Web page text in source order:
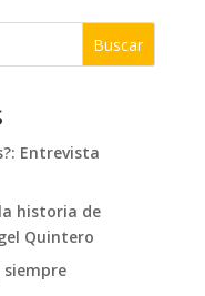
Buscar
Entrevista
historia de
Quintero
siempre